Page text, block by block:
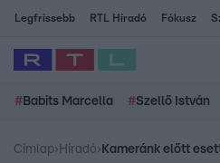
Legfrissebb RTL Híradó Fókusz
# Babits Marcella #Szellő István
Címlap› Híradó›